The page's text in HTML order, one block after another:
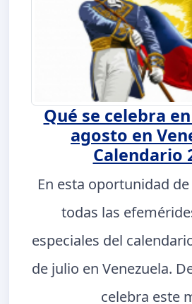
Qué se celebra
agosto en
Calendario
En esta oportunidad
todas las
especiales del
de julio en Venezuela.
celebra este